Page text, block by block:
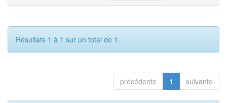
Résultats 1 à 1 sur un total de 1.
précédente 1 suivante